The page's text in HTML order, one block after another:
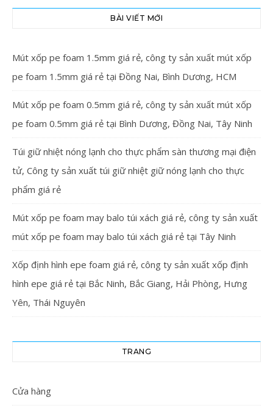
BÀI VIẾT MỚI
Mút xốp pe foam 1.5mm giá rẻ, công ty sản xuất mút xốp
pe foam 1.5mm giá rẻ tại Đồng Nai, Bình Dương, HCM
Mút xốp pe foam 0.5mm giá rẻ, công ty sản xuất mút xốp
pe foam 0.5mm giá rẻ tại Bình Dương, Đồng Nai, Tây Ninh
Túi giữ nhiệt nóng lạnh cho thực phẩm sàn thương mại điện
tử, Công ty sản xuất túi giữ nhiệt giữ nóng lạnh cho thực
phẩm giá rẻ
Mút xốp pe foam may balo túi xách giá rẻ, công ty sản xuất
mút xốp pe foam may balo túi xách giá rẻ tại Tây Ninh
Xốp định hình epe foam giá rẻ, công ty sản xuất xốp định
hình epe giá rẻ tại Bắc Ninh, Bắc Giang, Hải Phòng, Hưng
Yên, Thái Nguyên
TRANG
Cửa hàng